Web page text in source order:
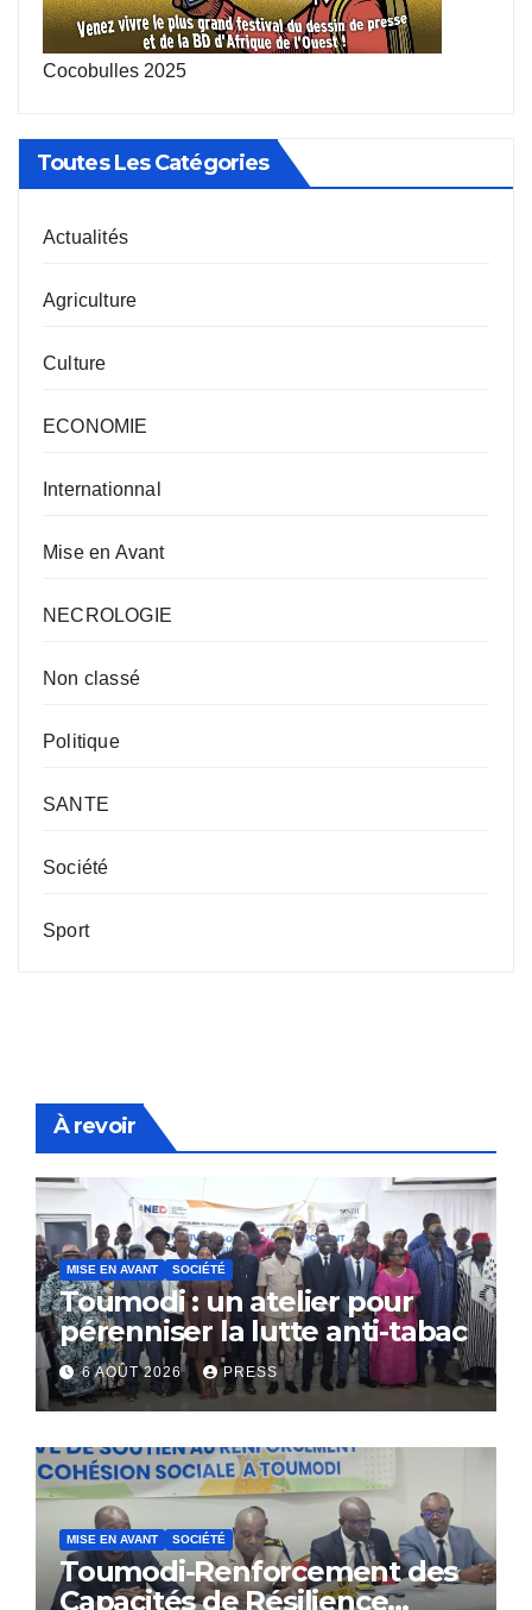
Cocobulles 2025
Toutes Les Catégories
Actualités
Agriculture
Culture
ECONOMIE
Internationnal
Mise en Avant
NECROLOGIE
Non classé
Politique
SANTE
Société
Sport
À revoir
MISE EN AVANT SOCIÉTÉ
Toumodi : un atelier pour
pérenniser la lutte anti-tabac
6 AOÛT 2026 PRESS
MISE EN AVANT SOCIÉTÉ
Toumodi-Renforcement des
Capacités de Résilience